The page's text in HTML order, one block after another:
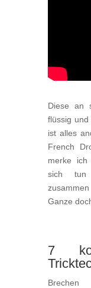
Diese an
flüssig
ist alles
French
merke ich
sich tun
Ganze
7